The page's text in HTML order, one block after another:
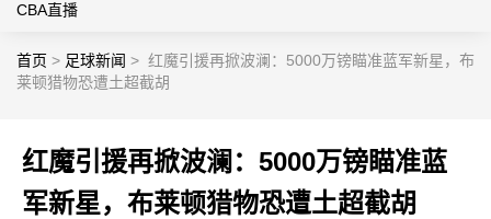
CBA直播
首页 > 足球新闻 > 红魔引援再掀波澜：5000万镑瞄准蓝军新星，布
莱顿猎物恐遭土超截胡
红魔引援再掀波澜：5000万镑瞄准蓝
军新星，布莱顿猎物恐遭土超截胡